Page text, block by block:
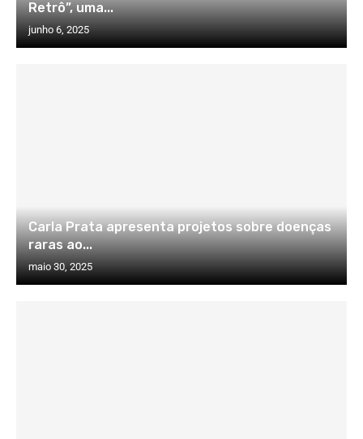
Retrô”, uma...
junho 6, 2025
Carla Prata apresenta projetos sobre doenças
raras ao...
maio 30, 2025